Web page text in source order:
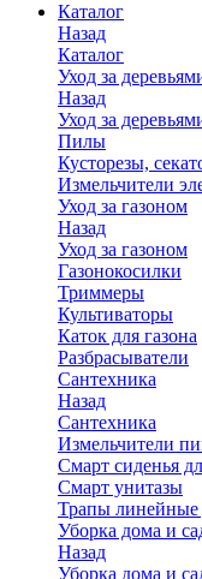
Каталог
Назад
Каталог
Уход за
Назад
Уход за
Пилы
Кусторезы,
Измельчители
Уход за газоном
Назад
Уход за газоном
Газонокосилки
Триммеры
Культиваторы
Каток для газона
Разбрасыватели
Сантехника
Назад
Сантехника
Измельчители
Смарт сиденья
Смарт унитазы
Трапы
Уборка дома и
Назад
Уборка дома и